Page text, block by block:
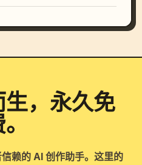
，永久免
赖的 AI 创作助手。这里的